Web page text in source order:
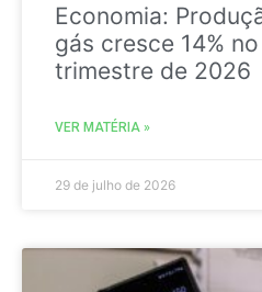
Economia:
gás cresce 14%
trimestre de 2026
VER MATÉRIA »
29 de julho de 2026